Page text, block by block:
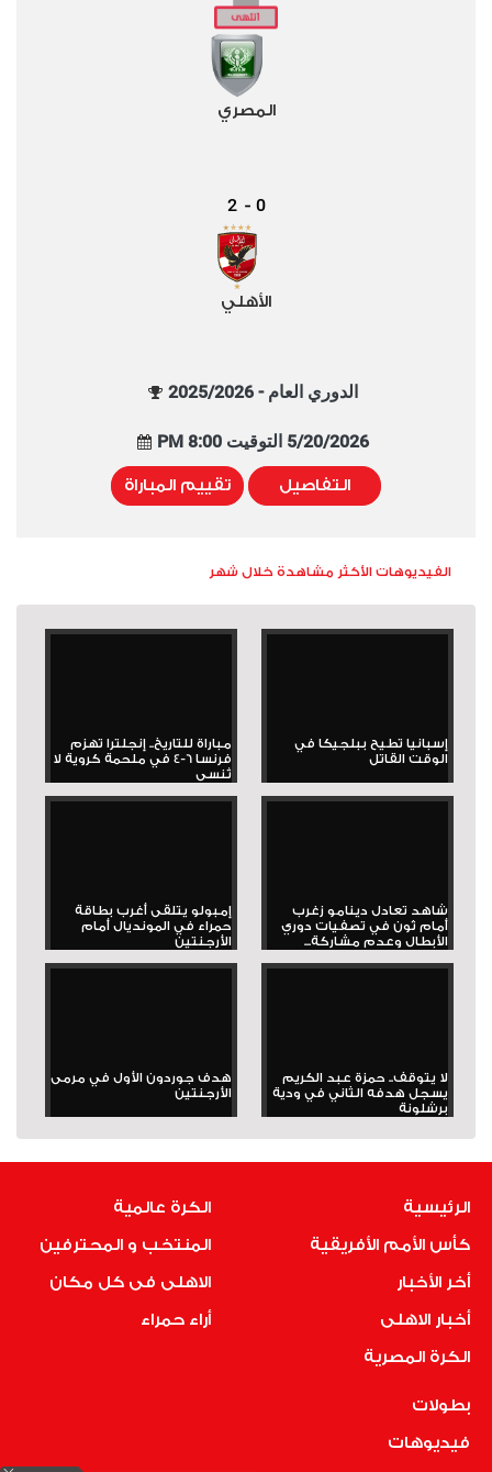
المصري
0
-
2
الأهلي
الدوري العام - 2025/2026
5/20/2026 التوقيت 8:00 PM
التفاصيل تقييم المباراة
الفيديوهات الأكثر مشاهدة خلال شهر
إسبانيا تطيح ببلجيكا في
الوقت القاتل
مباراة للتاريخ.. إنجلترا تهزم
فرنسا 6-4 في ملحمة كروية لا
تُنسى
شاهد تعادل دينامو زغرب
أمام ثون في تصفيات دوري
الأبطال وعدم مشاركة...
إمبولو يتلقى أغرب بطاقة
حمراء في المونديال أمام
الأرجنتين
لا يتوقف.. حمزة عبد الكريم
يسجل هدفه الثاني في ودية
برشلونة
هدف جوردون الأول في مرمى
الأرجنتين
الرئيسية
كأس الأمم الأفريقية
أخر الأخبار
أخبار الاهلى
الكرة المصرية
الكرة عالمية
المنتخب و المحترفين
الاهلى فى كل مكان
أراء حمراء
بطولات
فيديوهات